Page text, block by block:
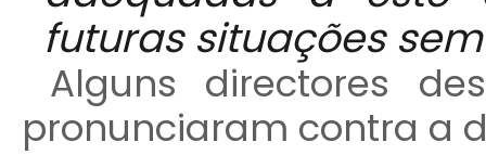
futuras situações
Alguns directores
pronunciaram contra a